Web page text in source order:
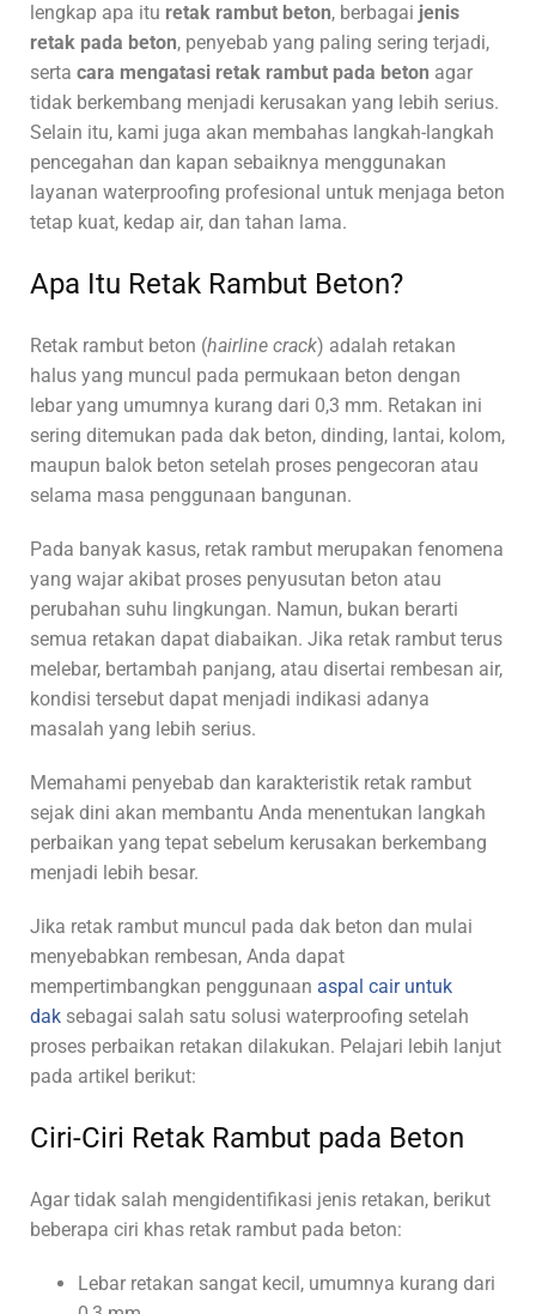
lengkap apa itu retak rambut beton, berbagai jenis
retak pada beton, penyebab yang paling sering terjadi,
serta cara mengatasi retak rambut pada beton agar
tidak berkembang menjadi kerusakan yang lebih serius.
Selain itu, kami juga akan membahas langkah-langkah
pencegahan dan kapan sebaiknya menggunakan
layanan waterproofing profesional untuk menjaga beton
tetap kuat, kedap air, dan tahan lama.
Apa Itu Retak Rambut Beton?
Retak rambut beton (hairline crack) adalah retakan
halus yang muncul pada permukaan beton dengan
lebar yang umumnya kurang dari 0,3 mm. Retakan ini
sering ditemukan pada dak beton, dinding, lantai, kolom,
maupun balok beton setelah proses pengecoran atau
selama masa penggunaan bangunan.
Pada banyak kasus, retak rambut merupakan fenomena
yang wajar akibat proses penyusutan beton atau
perubahan suhu lingkungan. Namun, bukan berarti
semua retakan dapat diabaikan. Jika retak rambut terus
melebar, bertambah panjang, atau disertai rembesan air,
kondisi tersebut dapat menjadi indikasi adanya
masalah yang lebih serius.
Memahami penyebab dan karakteristik retak rambut
sejak dini akan membantu Anda menentukan langkah
perbaikan yang tepat sebelum kerusakan berkembang
menjadi lebih besar.
Jika retak rambut muncul pada dak beton dan mulai
menyebabkan rembesan, Anda dapat
mempertimbangkan penggunaan aspal cair untuk
dak sebagai salah satu solusi waterproofing setelah
proses perbaikan retakan dilakukan. Pelajari lebih lanjut
pada artikel berikut:
Ciri-Ciri Retak Rambut pada Beton
Agar tidak salah mengidentifikasi jenis retakan, berikut
beberapa ciri khas retak rambut pada beton:
Lebar retakan sangat kecil, umumnya kurang dari